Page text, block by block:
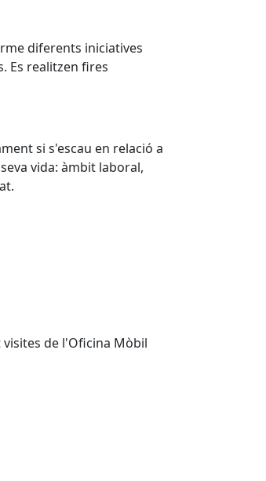
diferents iniciatives
Es realitzen fires
si s'escau en relació a
vida: àmbit laboral,
de l'Oficina Mòbil